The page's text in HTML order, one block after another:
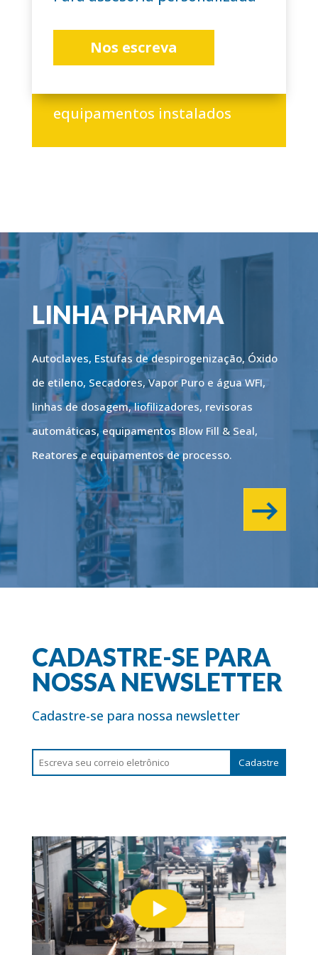
+3.000
equipamentos instalados
Nos escreva
LINHA PHARMA
Autoclaves, Estufas de despirogenização, Óxido
de etileno, Secadores, Vapor Puro e água WFI,
linhas de dosagem, liofilizadores, revisoras
automáticas, equipamentos Blow Fill & Seal,
Reatores e equipamentos de processo.
CADASTRE-SE PARA
NOSSA NEWSLETTER
Cadastre-se para nossa newsletter